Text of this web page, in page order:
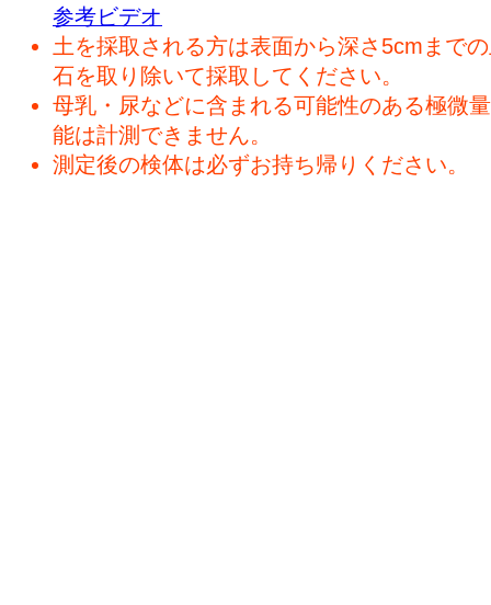
参考ビデオ
土を採取される方は表面から深さ5cmまで
石を取り除いて採取してください。
母乳・尿などに含まれる可能性のある極微
能は計測できません。
測定後の検体は必ずお持ち帰りください。